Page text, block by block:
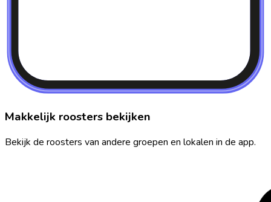
Makkelijk roosters bekijken
Bekijk de roosters van andere groepen en lokalen in de app.